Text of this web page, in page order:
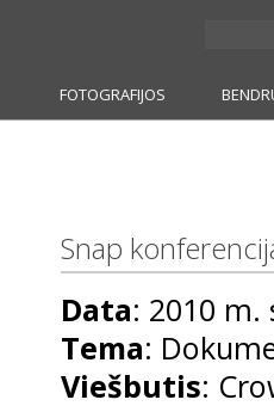
FOTOGRAFIJOS
Snap
Data: 2010 m.
Tema:
Viešbutis: